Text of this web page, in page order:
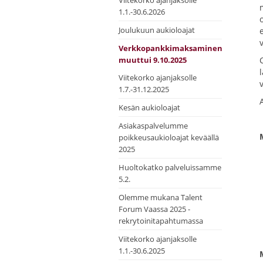
1.1.-30.6.2026
Joulukuun aukioloajat
Verkkopankkimaksaminen
muuttui 9.10.2025
Viitekorko ajanjaksolle
1.7.-31.12.2025
Kesän aukioloajat
Asiakaspalvelumme
poikkeusaukioloajat keväällä
2025
Huoltokatko palveluissamme
5.2.
Olemme mukana Talent
Forum Vaassa 2025 -
rekrytoinitapahtumassa
Viitekorko ajanjaksolle
1.1.-30.6.2025